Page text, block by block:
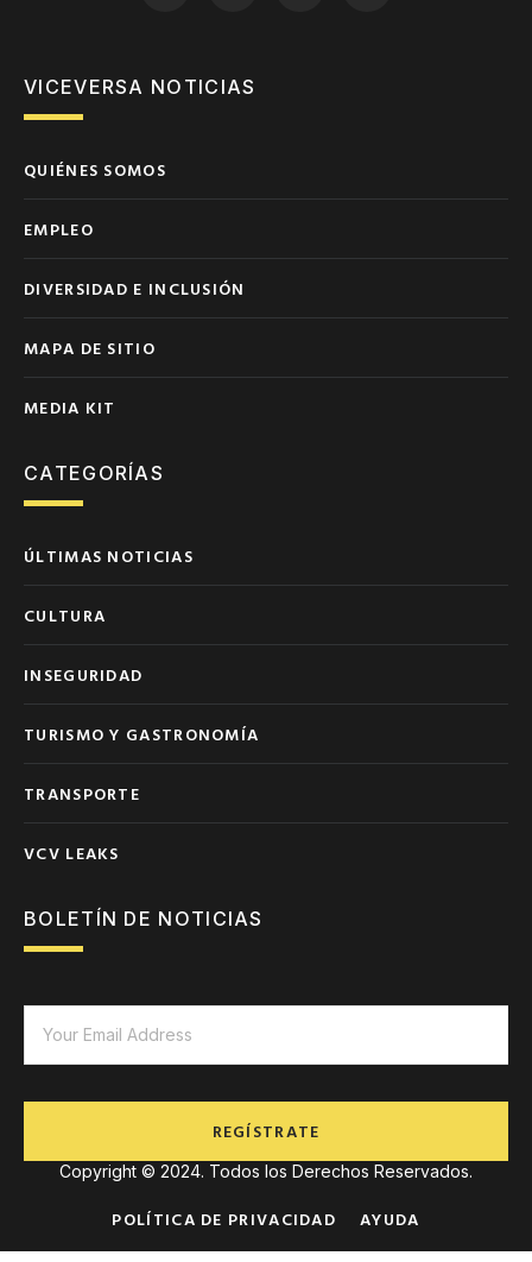
VICEVERSA NOTICIAS
QUIÉNES SOMOS
EMPLEO
DIVERSIDAD E INCLUSIÓN
MAPA DE SITIO
MEDIA KIT
CATEGORÍAS
ÚLTIMAS NOTICIAS
CULTURA
INSEGURIDAD
TURISMO Y GASTRONOMÍA
TRANSPORTE
VCV LEAKS
BOLETÍN DE NOTICIAS
REGÍSTRATE
Copyright © 2024. Todos los Derechos Reservados.
POLÍTICA DE PRIVACIDAD AYUDA